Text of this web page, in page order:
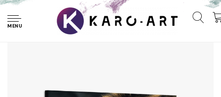
MENU
Schilderij Portret van een Leeuw, 2 maten, premium print